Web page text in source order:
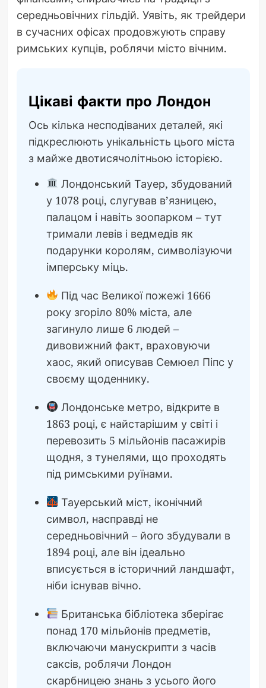
середньовічних гільдій. Уявіть, як трейдери
в сучасних офісах продовжують справу
римських купців, роблячи місто вічним.
Цікаві факти про Лондон
Ось кілька несподіваних деталей, які
підкреслюють унікальність цього міста
з майже двотисячолітньою історією.
Лондонський Тауер, збудований
у 1078 році, слугував в’язницею,
палацом і навіть зоопарком – тут
тримали левів і ведмедів як
подарунки королям, символізуючи
імперську міць.
Під час Великої пожежі 1666
року згоріло 80% міста, але
загинуло лише 6 людей –
дивовижний факт, враховуючи
хаос, який описував Семюел Піпс у
своєму щоденнику.
Лондонське метро, відкрите в
1863 році, є найстарішим у світі і
перевозить 5 мільйонів пасажирів
щодня, з тунелями, що проходять
під римськими руїнами.
Тауерський міст, іконічний
символ, насправді не
середньовічний – його збудували в
1894 році, але він ідеально
вписується в історичний ландшафт,
ніби існував вічно.
Британська бібліотека зберігає
понад 170 мільйонів предметів,
включаючи манускрипти з часів
саксів, роблячи Лондон
скарбницею знань з усього його